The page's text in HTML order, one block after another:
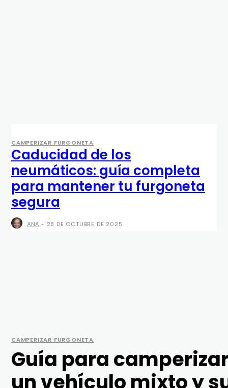
CAMPERIZAR FURGONETA
Guía para
un vehículo mixto y
CAMPERIZAR FURGONETA
Caducidad de los
neumáticos: guía completa
para mantener tu furgoneta
segura
ANA - 28 DE OCTUBRE DE 2025